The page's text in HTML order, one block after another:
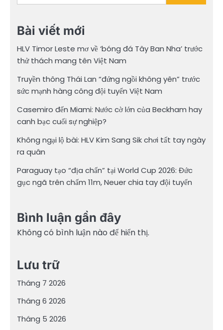
Bài viết mới
HLV Timor Leste mơ về ‘bóng đá Tây Ban Nha’ trước
thử thách mang tên Việt Nam
Truyền thông Thái Lan “đứng ngồi không yên” trước
sức mạnh hàng công đội tuyển Việt Nam
Casemiro đến Miami: Nước cờ lớn của Beckham hay
canh bạc cuối sự nghiệp?
Không ngại lộ bài: HLV Kim Sang Sik chơi tất tay ngày
ra quân
Paraguay tạo “địa chấn” tại World Cup 2026: Đức
gục ngã trên chấm 11m, Neuer chia tay đội tuyển
Bình luận gần đây
Không có bình luận nào để hiển thị.
Lưu trữ
Tháng 7 2026
Tháng 6 2026
Tháng 5 2026